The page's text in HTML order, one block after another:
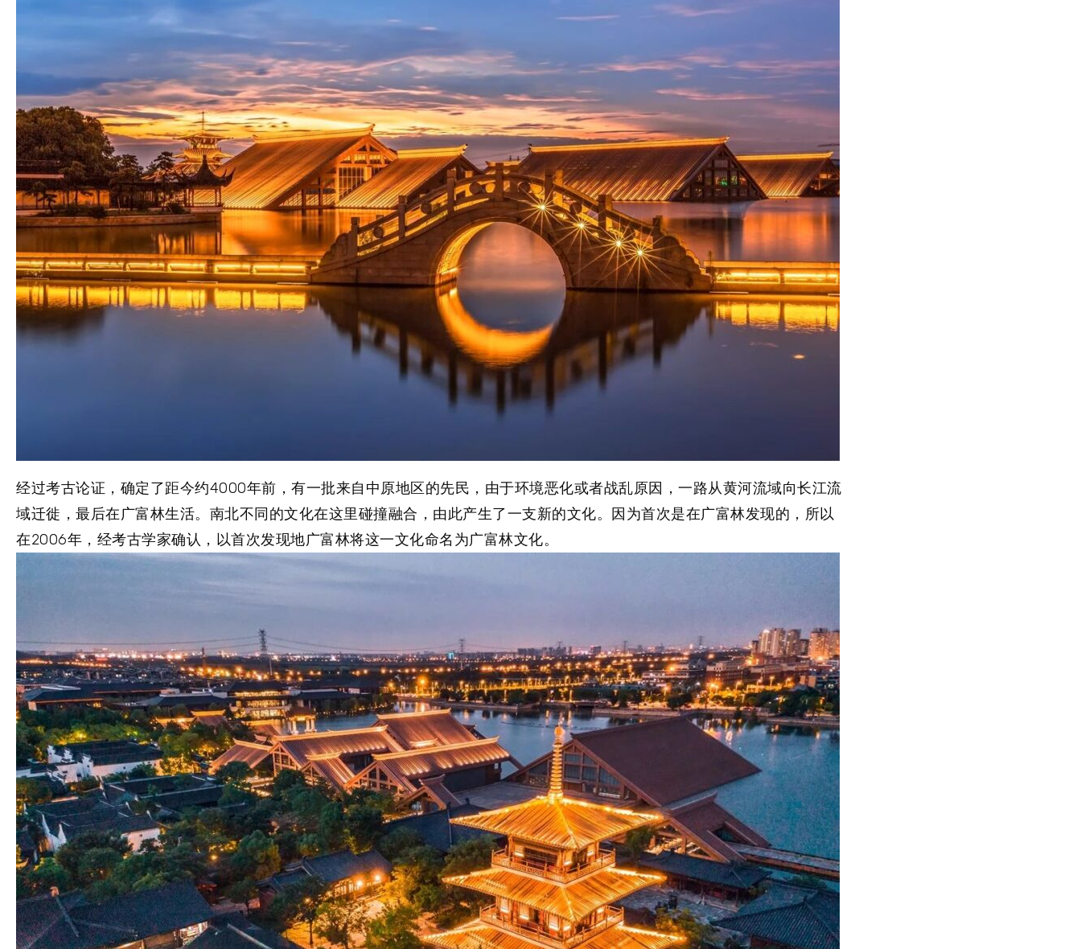
经过考古论证，确定了距今约4000年前，有一批来自中原地区的先民，由于环境恶化或者战乱原因，一路从黄河流域向长江流
域迁徙，最后在广富林生活。南北不同的文化在这里碰撞融合，由此产生了一支新的文化。因为首次是在广富林发现的，所以
在2006年，经考古学家确认，以首次发现地广富林将这一文化命名为广富林文化。